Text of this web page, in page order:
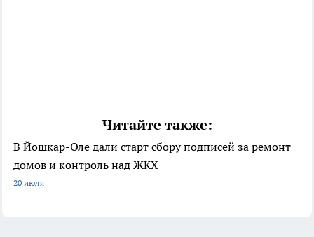
Читайте также:
В Йошкар-Оле дали старт сбору подписей за ремонт
домов и контроль над ЖКХ
20 июля